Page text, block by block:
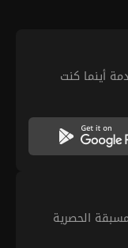
أينما كنت
الحصرية